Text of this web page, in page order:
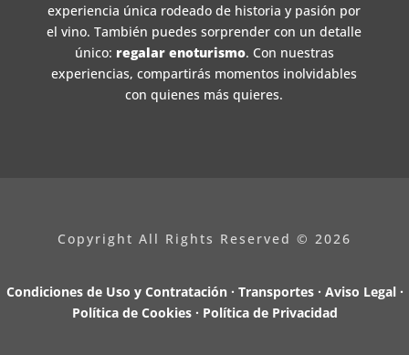
experiencia única rodeado de historia y pasión por
el vino. También puedes sorprender con un detalle
único: regalar enoturismo. Con nuestras
experiencias, compartirás momentos inolvidables
con quienes más quieres.
Copyright All Rights Reserved © 2026
Condiciones de Uso y Contratación · Transportes · Aviso Legal ·
Política de Cookies · Política de Privacidad